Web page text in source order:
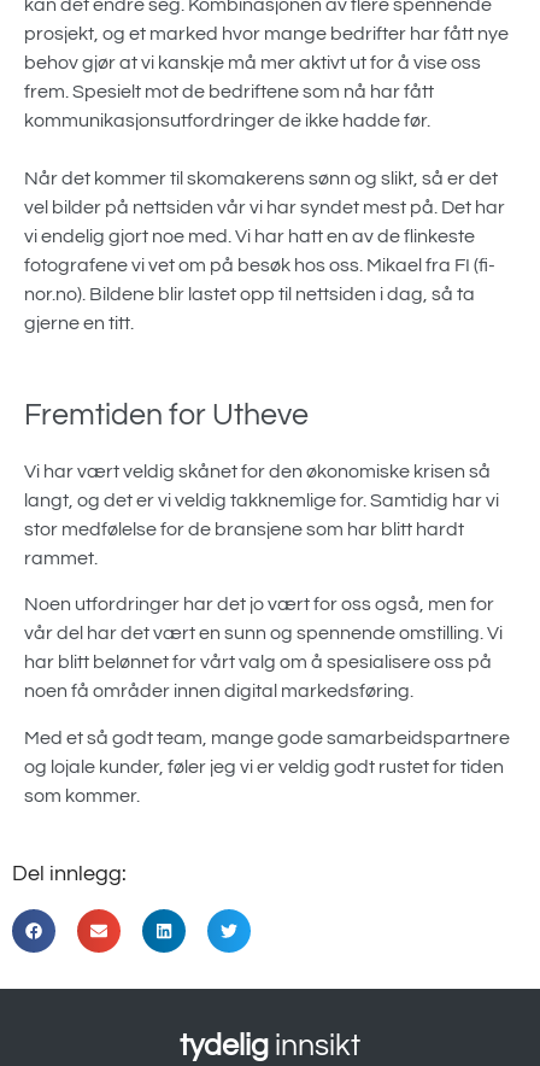
kan det endre seg. Kombinasjonen av flere spennende
prosjekt, og et marked hvor mange bedrifter har fått nye
behov gjør at vi kanskje må mer aktivt ut for å vise oss
frem. Spesielt mot de bedriftene som nå har fått
kommunikasjonsutfordringer de ikke hadde før.
Når det kommer til skomakerens sønn og slikt, så er det
vel bilder på nettsiden vår vi har syndet mest på. Det har
vi endelig gjort noe med. Vi har hatt en av de flinkeste
fotografene vi vet om på besøk hos oss. Mikael fra FI (fi-
nor.no). Bildene blir lastet opp til nettsiden i dag, så ta
gjerne en titt.
Fremtiden for Utheve
Vi har vært veldig skånet for den økonomiske krisen så
langt, og det er vi veldig takknemlige for. Samtidig har vi
stor medfølelse for de bransjene som har blitt hardt
rammet.
Noen utfordringer har det jo vært for oss også, men for
vår del har det vært en sunn og spennende omstilling. Vi
har blitt belønnet for vårt valg om å spesialisere oss på
noen få områder innen digital markedsføring.
Med et så godt team, mange gode samarbeidspartnere
og lojale kunder, føler jeg vi er veldig godt rustet for tiden
som kommer.
Del innlegg:
tydelig innsikt